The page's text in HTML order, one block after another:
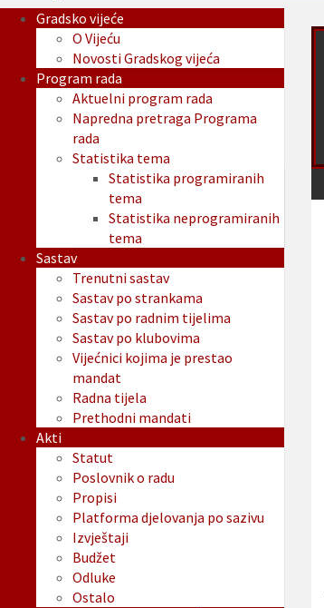
Gradsko vijeće
O Vijeću
Novosti Gradskog vijeća
Program rada
Aktuelni program rada
Napredna pretraga Programa
rada
Statistika tema
Statistika programiranih
tema
Statistika neprogramiranih
tema
Sastav
Trenutni sastav
Sastav po strankama
Sastav po radnim tijelima
Sastav po klubovima
Vijećnici kojima je prestao
mandat
Radna tijela
Prethodni mandati
Akti
Statut
Poslovnik o radu
Propisi
Platforma djelovanja po sazivu
Izvještaji
Budžet
Odluke
Ostalo